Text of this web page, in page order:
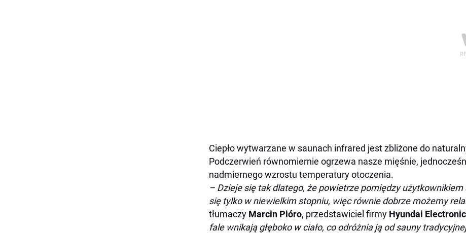
Ciepło wytwarzane w saunach infrared jest zbliżone do
Podczerwień równomiernie ogrzewa nasze mięśnie,
nadmiernego wzrostu temperatury otoczenia.
– Dzieje się tak dlatego, że powietrze pomiędzy
się tylko w niewielkim stopniu, więc równie dobrze możemy
tłumaczy Marcin Pióro, przedstawiciel firmy Hyundai
fale wnikają głęboko w ciało, co odróżnia ją od sauny